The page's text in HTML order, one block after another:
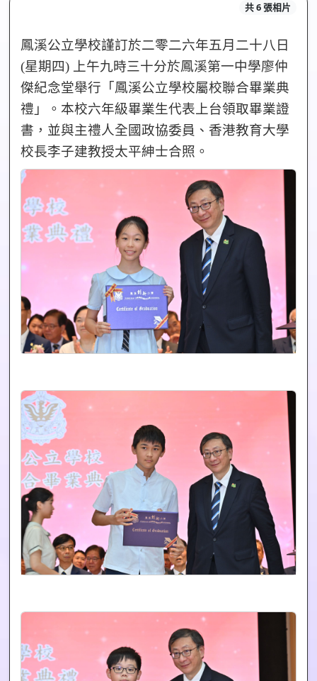
共 6 張相片
鳳溪公立學校謹訂於二零二六年五月二十八日
(星期四) 上午九時三十分於鳳溪第一中學廖仲
傑紀念堂舉行「鳳溪公立學校屬校聯合畢業典
禮」。本校六年級畢業生代表上台領取畢業證
書，並與主禮人全國政協委員、香港教育大學
校長李子建教授太平紳士合照。